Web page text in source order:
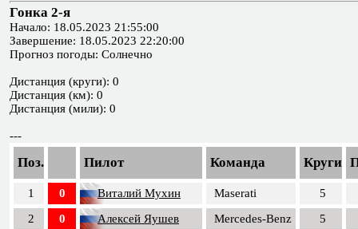
Гонка 2-я
Начало: 18.05.2023 21:55:00
Завершение: 18.05.2023 22:20:00
Прогноз погоды: Солнечно
Дистанция (круги): 0
Дистанция (км): 0
Дистанция (мили): 0
---
Поз. Пилот Команда Круги
1 0 Виталий Мухин Maserati
5
2
0 Алексей Яушев Mercedes-Benz
5